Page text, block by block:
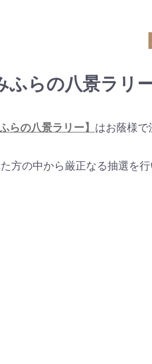
ふらの八景ラリ
らの八景ラリー】 はお蔭様
方の中から厳正なる抽選を